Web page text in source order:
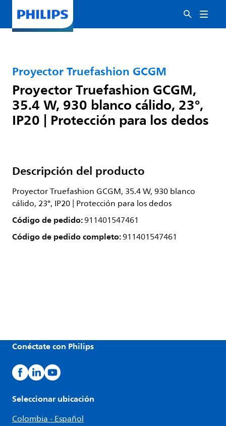
Proyector Truefashion GCGM
Proyector Truefashion GCGM,
35.4 W, 930 blanco cálido, 23°,
IP20 | Protección para los dedos
Descripción del producto
Proyector Truefashion GCGM, 35.4 W, 930 blanco
cálido, 23°, IP20 | Protección para los dedos
Código de pedido:911401547461
Código de pedido completo:911401547461
Conéctate con Philips
Seleccionar ubicación
Colombia - Español